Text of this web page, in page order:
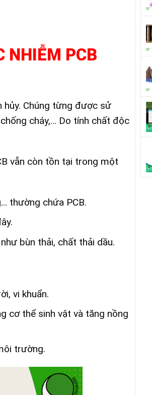
NHIỄM PCB
hủy. Chúng từng được sử
cháy,… Do tính chất độc
vẫn còn tồn tại trong một
thường chứa PCB.
bùn thải, chất thải dầu.
vi khuẩn.
cơ thể sinh vật và tăng nồng
trường.